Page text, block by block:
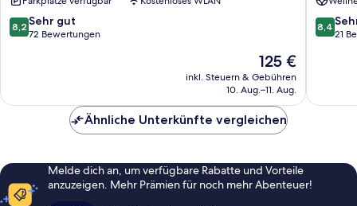
Kralove
8.2
von
Bewertungen
8,2 Sehr gut
72 Bewertungen
Der
Preis
beträgt
125 €
inkl. Steuern & Gebühren
10. Aug.–11. Aug.
8.4
von
8,4
21
Ähnliche Unterkünfte vergleichen
Melde dich an, um verfügbare Rabatte und Vorteile
anzuzeigen. Mehr Prämien für noch mehr Abenteuer!